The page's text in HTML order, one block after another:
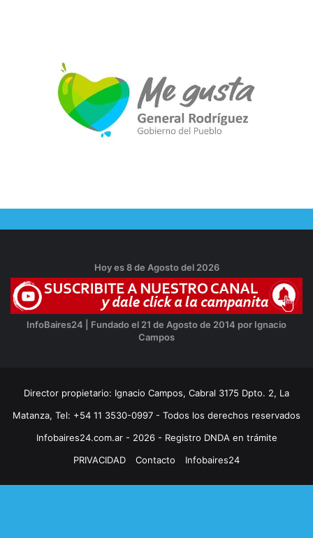
Hoy es 8 de Agosto del 2026
InfoBaires24 | Fundado el 21 de Agosto de 2014 por Ignacio
Campos
Director propietario: Ignacio Campos, Cabral 3175 Dpto. 2, La
Matanza, Tel: +54 11 3530-0997 - Todos los derechos reservados
Infobaires24.com.ar - 2026 - Registro DNDA en trámite
PRIVACIDAD
Contacto Infobaires24